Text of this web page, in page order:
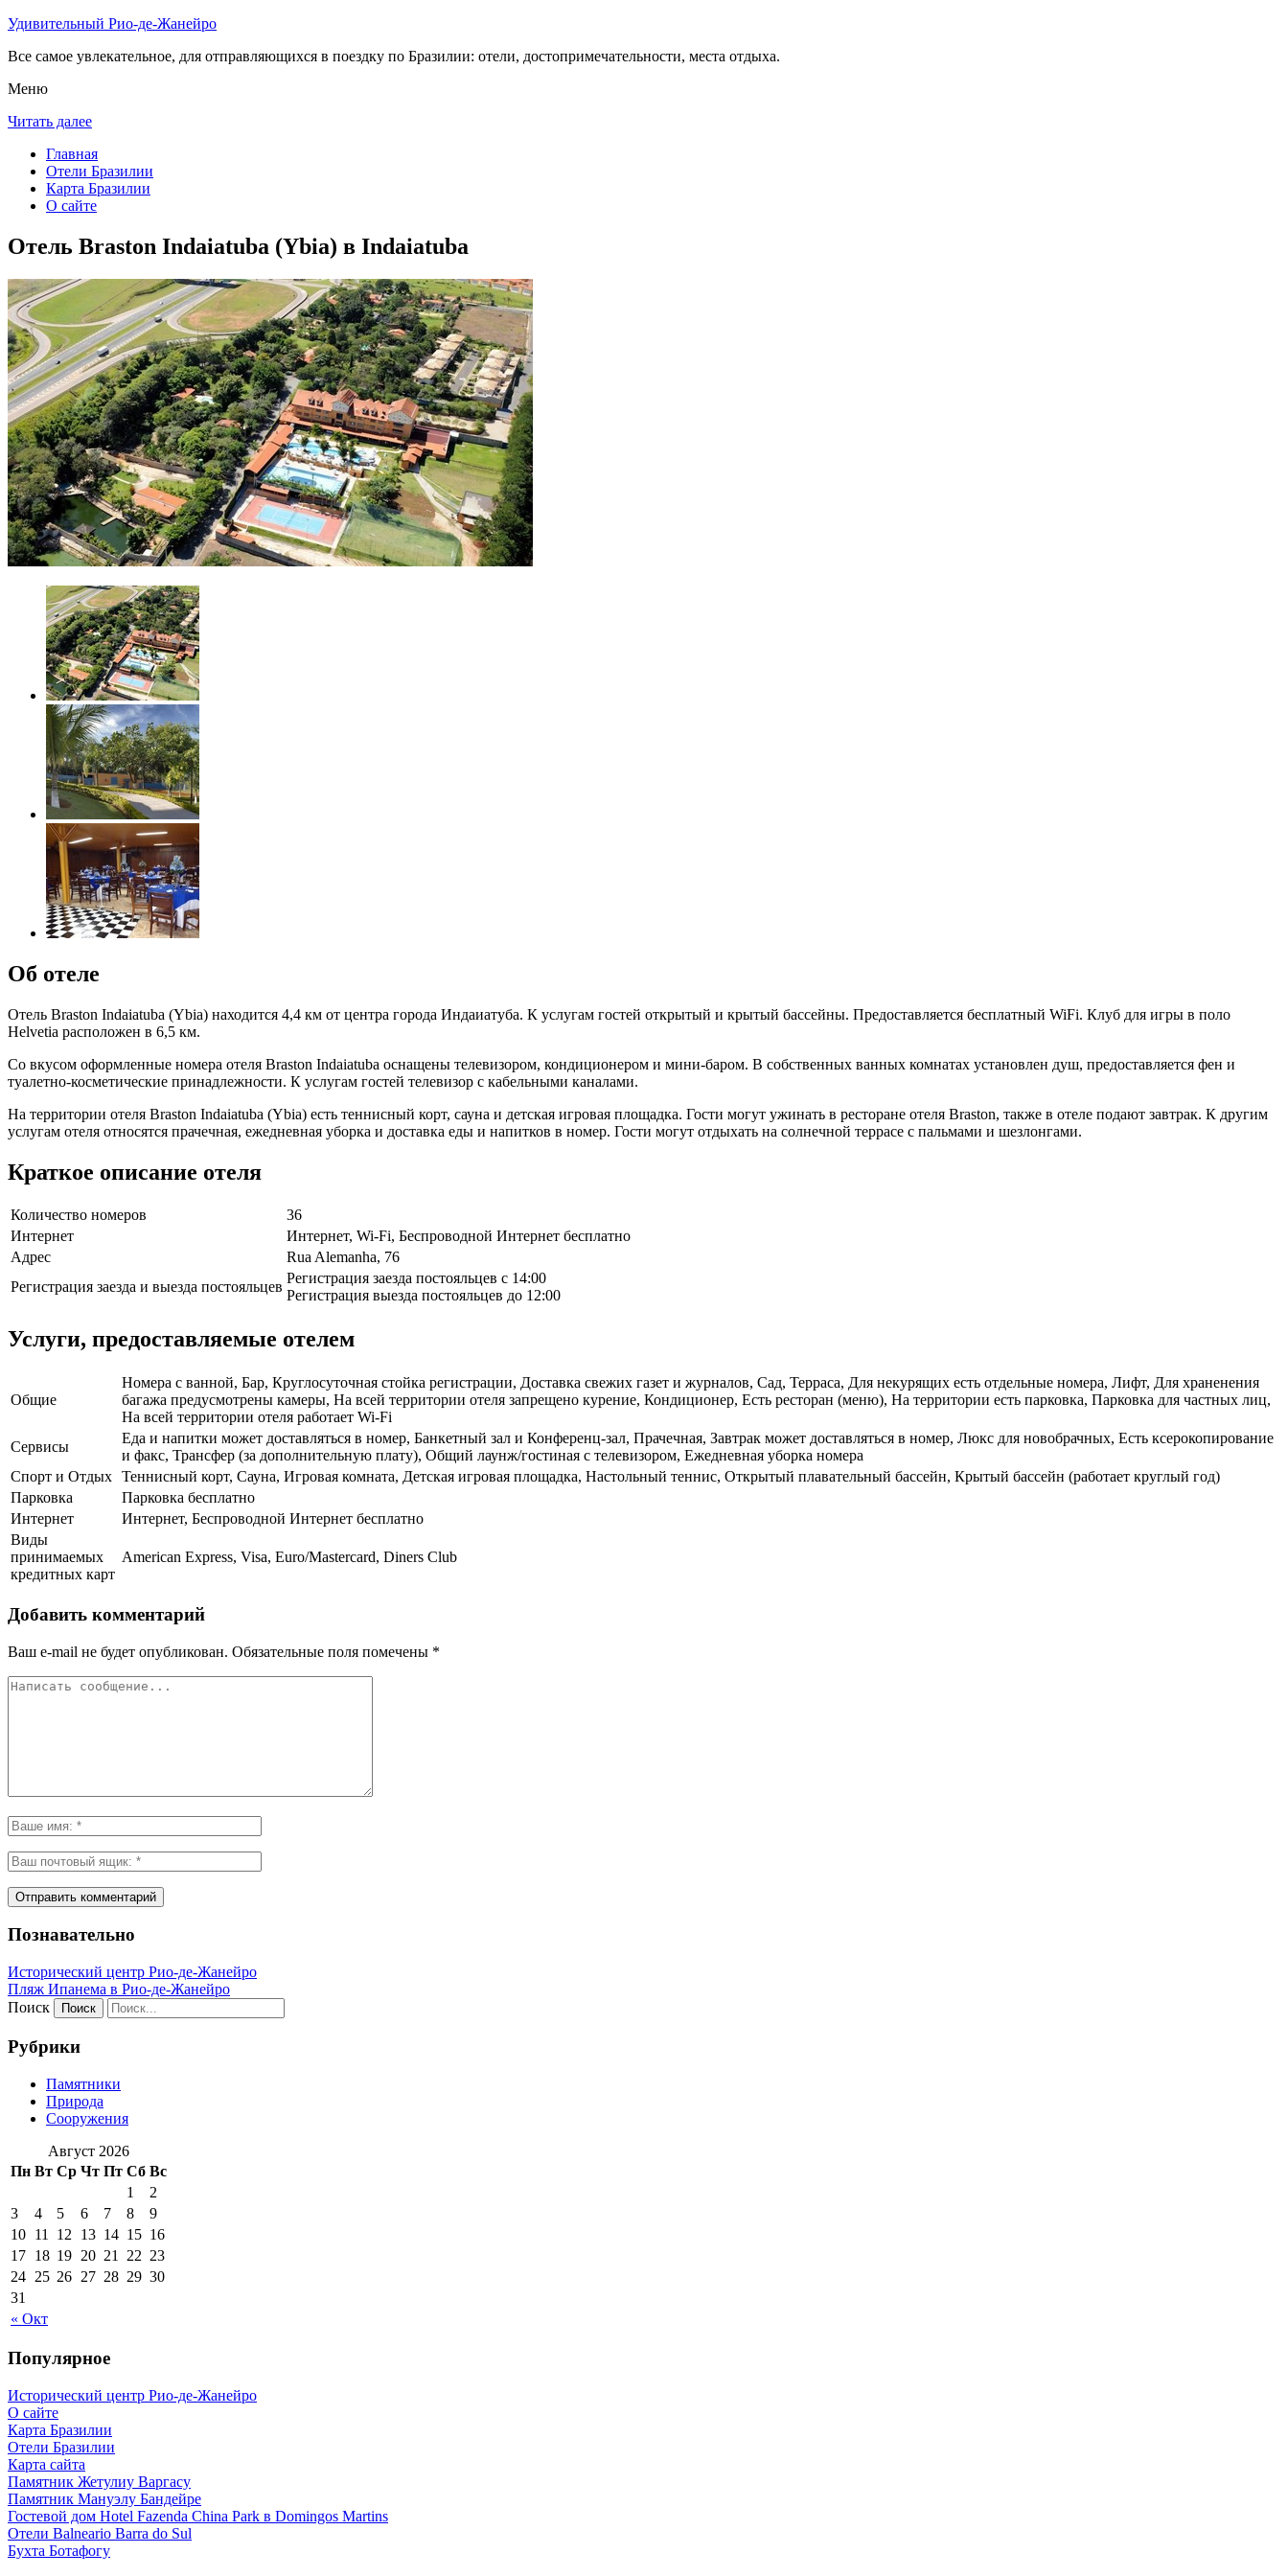
Удивительный Рио-де-Жанейро
Все самое увлекательное, для отправляющихся в поездку по Бразилии: отели, достопримечательности, места отдыха.
Меню
Читать далее
Главная
Отели Бразилии
Карта Бразилии
О сайте
Отель Braston Indaiatuba (Ybia) в Indaiatuba
Об отеле
Отель Braston Indaiatuba (Ybia) находится 4,4 км от центра города Индаиатуба. К услугам гостей открытый и крытый бассейны. Предоставляется бесплатный WiFi. Клуб для игры в поло
Helvetia расположен в 6,5 км.
Со вкусом оформленные номера отеля Braston Indaiatuba оснащены телевизором, кондиционером и мини-баром. В собственных ванных комнатах установлен душ, предоставляется фен и
туалетно-косметические принадлежности. К услугам гостей телевизор с кабельными каналами.
На территории отеля Braston Indaiatuba (Ybia) есть теннисный корт, сауна и детская игровая площадка. Гости могут ужинать в ресторане отеля Braston, также в отеле подают завтрак. К другим
услугам отеля относятся прачечная, ежедневная уборка и доставка еды и напитков в номер. Гости могут отдыхать на солнечной террасе с пальмами и шезлонгами.
Краткое описание отеля
Количество номеров
36
Интернет
Интернет, Wi-Fi, Беспроводной Интернет бесплатно
Адрес
Rua Alemanha, 76
Регистрация заезда и выезда постояльцев
Регистрация заезда постояльцев с 14:00
Регистрация выезда постояльцев до 12:00
Услуги, предоставляемые отелем
Общие
Номера с ванной, Бар, Круглосуточная стойка регистрации, Доставка свежих газет и журналов, Сад, Терраса, Для некурящих есть отдельные номера, Лифт, Для храненения
багажа предусмотрены камеры, На всей территории отеля запрещено курение, Кондиционер, Есть ресторан (меню), На территории есть парковка, Парковка для частных лиц,
На всей территории отеля работает Wi-Fi
Сервисы
Еда и напитки может доставляться в номер, Банкетный зал и Конференц-зал, Прачечная, Завтрак может доставляться в номер, Люкс для новобрачных, Есть ксерокопирование
и факс, Трансфер (за дополнительную плату), Общий лаунж/гостиная с телевизором, Ежедневная уборка номера
Спорт и Отдых Теннисный корт, Сауна, Игровая комната, Детская игровая площадка, Настольный теннис, Открытый плавательный бассейн, Крытый бассейн (работает круглый год)
Парковка
Парковка бесплатно
Интернет
Интернет, Беспроводной Интернет бесплатно
Виды
принимаемых
кредитных карт
American Express, Visa, Euro/Mastercard, Diners Club
Добавить комментарий
Ваш e-mail не будет опубликован. Обязательные поля помечены *
Познавательно
Исторический центр Рио-де-Жанейро
Пляж Ипанема в Рио-де-Жанейро
Поиск
Рубрики
Памятники
Природа
Сооружения
Август 2026
Пн Вт Ср Чт Пт Сб Вс
« Окт
1
2
3
4 5 6 7 8
9
10 11 12 13 14 15 16
17 18 19 20 21 22 23
24 25 26 27 28 29 30
31
Популярное
Исторический центр Рио-де-Жанейро
О сайте
Карта Бразилии
Отели Бразилии
Карта сайта
Памятник Жетулиу Варгасу
Памятник Мануэлу Бандейре
Гостевой дом Hotel Fazenda China Park в Domingos Martins
Отели Balneario Barra do Sul
Бухта Ботафогу